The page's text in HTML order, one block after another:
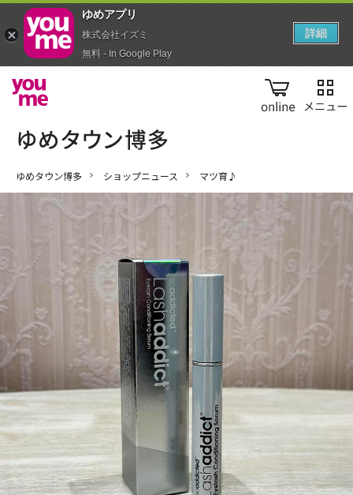
online
ゆめタウン博多 ショップニュース マツ育♪
ゆめアプ‪リ‬
株式会社イズミ
無料 - In Google Play
詳細